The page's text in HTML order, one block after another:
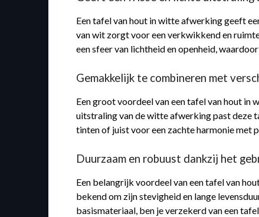
Een tafel van hout in witte afwerking geeft
van wit zorgt voor een verkwikkend en
een sfeer van lichtheid en openheid,
Gemakkelijk te combineren met
Een groot voordeel van een tafel van hout in
uitstraling van de witte afwerking past deze
tinten of juist voor een zachte harmonie met
Duurzaam en robuust dankzij het
Een belangrijk voordeel van een tafel van
bekend om zijn stevigheid en lange
basismateriaal, ben je verzekerd van een